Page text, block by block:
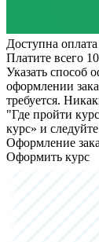
Доступна
Платите всего
Указать способ
оформлении
требуется.
"Где пройти
курс» и
Оформление
Оформить курс